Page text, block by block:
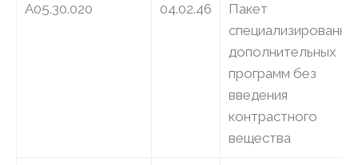
A05.30.020 04.02.46
Пакет
дополнительных
программ без
введения
контрастного
вещества